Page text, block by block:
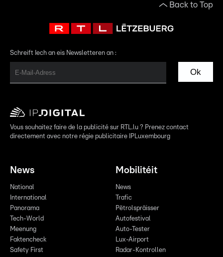
Back to Top
Schreift Iech an eis Newsletteren an :
Ok
Vous souhaitez faire de la publicité sur RTL.lu ? Prenez contact
directement avec notre régie publicitaire IPLuxembourg
News
National
International
Panorama
Tech-World
Meenung
Faktencheck
Safety First
Mobilitéit
News
Trafic
Pëtrolspräisser
Autofestival
Auto-Tester
Lux-Airport
Radar-Kontrollen